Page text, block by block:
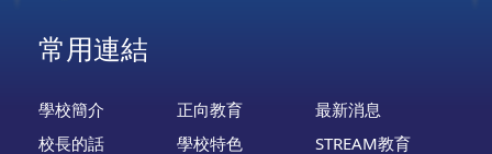
常用連結
學校簡介 正向教育
最新消息
校長的話
學校特色 STREAM教育